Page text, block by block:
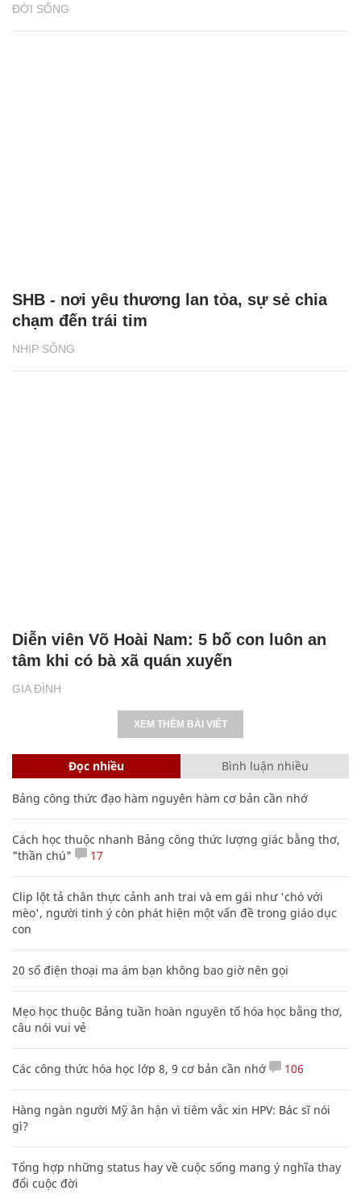
ĐỜI SỐNG
NHỊP SỐNG
SHB - nơi yêu thương lan tỏa, sự sẻ chia
chạm đến trái tim
GIA ĐÌNH
Diễn viên Võ Hoài Nam: 5 bố con luôn an
tâm khi có bà xã quán xuyến
XEM THÊM BÀI VIẾT
Đọc nhiều Bình luận nhiều
Bảng công thức đạo hàm nguyên hàm cơ bản cần nhớ
Cách học thuộc nhanh Bảng công thức lượng giác bằng thơ,
"thần chú"
17
Clip lột tả chân thực cảnh anh trai và em gái như 'chó với
mèo', người tinh ý còn phát hiện một vấn đề trong giáo dục
con
20 số điện thoại ma ám bạn không bao giờ nên gọi
Mẹo học thuộc Bảng tuần hoàn nguyên tố hóa học bằng thơ,
câu nói vui vẻ
Các công thức hóa học lớp 8, 9 cơ bản cần nhớ 106
Hàng ngàn người Mỹ ân hận vì tiêm vắc xin HPV: Bác sĩ nói
gì?
Tổng hợp những status hay về cuộc sống mang ý nghĩa thay
đổi cuộc đời